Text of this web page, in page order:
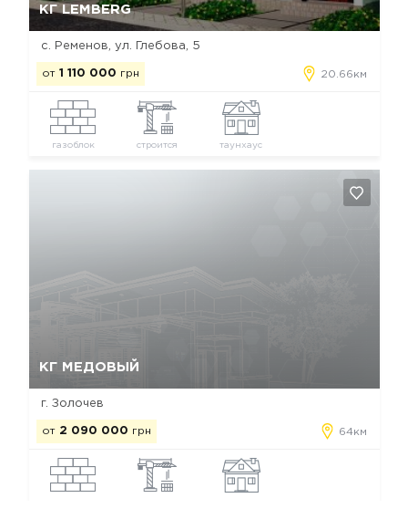
КГ LEMBERG
с. Ременов, ул. Глебова, 5
от 1 110 000 грн 20.66км
газоблок строится таунхаус
КГ МЕДОВЫЙ
г. Золочев
от 2 090 000 грн 64км